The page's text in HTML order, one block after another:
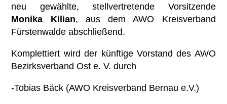
neu gewählte, stellvertretende Vorsitzende
Monika Kilian, aus dem AWO Kreisverband
Fürstenwalde abschließend.
Komplettiert wird der künftige Vorstand des AWO
Bezirksverband Ost e. V. durch
-Tobias Bäck (AWO Kreisverband Bernau e.V.)